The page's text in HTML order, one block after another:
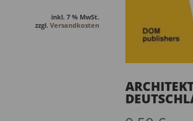
inkl. 7 % MwSt.
zzgl. Versandkosten